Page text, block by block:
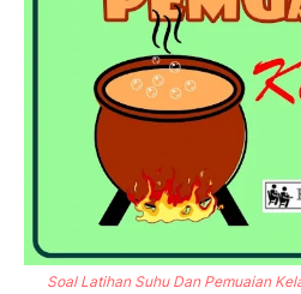
Soal Latihan Suhu Dan Pemuaian